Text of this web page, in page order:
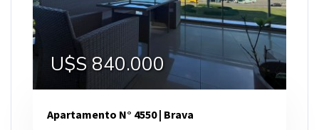
U$S 840.000
Apartamento N° 4550 | Brava